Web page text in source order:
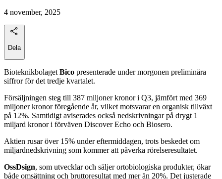
4 november, 2025
Dela
Bioteknikbolaget Bico presenterade under morgonen preliminära
siffror för det tredje kvartalet.
Försäljningen steg till 387 miljoner kronor i Q3, jämfört med 369
miljoner kronor föregående år, vilket motsvarar en organisk tillväxt
på 12%. Samtidigt aviserades också nedskrivningar på drygt 1
miljard kronor i förväven Discover Echo och Biosero.
Aktien rusar över 15% under eftermiddagen, trots beskedet om
miljardnedskrivning som kommer att påverka rörelseresultatet.
OssDsign, som utvecklar och säljer ortobiologiska produkter, ökar
både omsättning och bruttoresultat med mer än 20%. Det justerade